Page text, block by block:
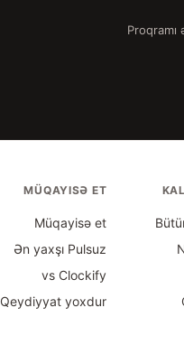
MÜQAYISƏ ET
Müqayisə et
Ən yaxşı Pulsuz
vs Clockify
Qeydiyyat yoxdur